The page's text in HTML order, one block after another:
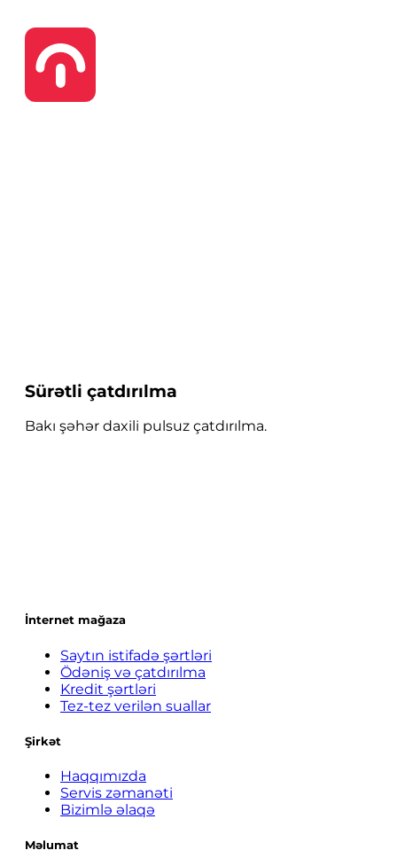
Sürətli çatdırılma
Bakı şəhər daxili pulsuz çatdırılma.
İnternet mağaza
Saytın istifadə şərtləri
Ödəniş və çatdırılma
Kredit şərtləri
Tez-tez verilən suallar
Şirkət
Haqqımızda
Servis zəmanəti
Bizimlə əlaqə
Məlumat